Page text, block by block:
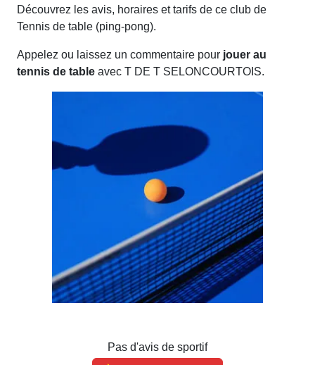
Découvrez les avis, horaires et tarifs de ce club de
Tennis de table (ping-pong).
Appelez ou laissez un commentaire pour jouer au
tennis de table avec T DE T SELONCOURTOIS.
Pas d'avis de sportif